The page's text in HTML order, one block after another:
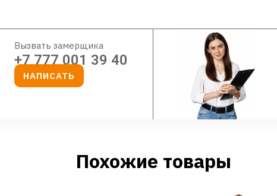
Вызвать замерщика
+7 777 001 39 40
НАПИСАТЬ
Похожие товары